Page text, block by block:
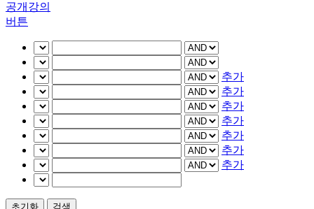
공개강의
버튼
추가
추가
추가
추가
추가
추가
추가